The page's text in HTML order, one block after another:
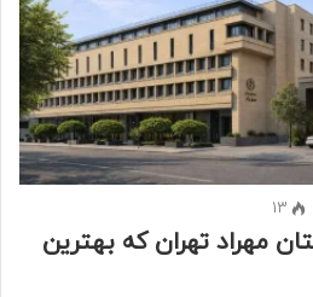
13
مهراد تهران که بهترین‌